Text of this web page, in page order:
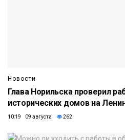
Новости
Глава Норильска проверил
исторических домов на
10:19 09 августа 262